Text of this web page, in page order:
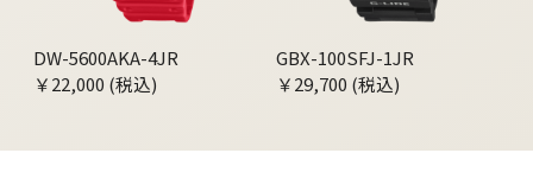
DW-5600AKA-4JR
￥22,000 (税込)
GBX-100SFJ-1JR
￥29,700 (税込)